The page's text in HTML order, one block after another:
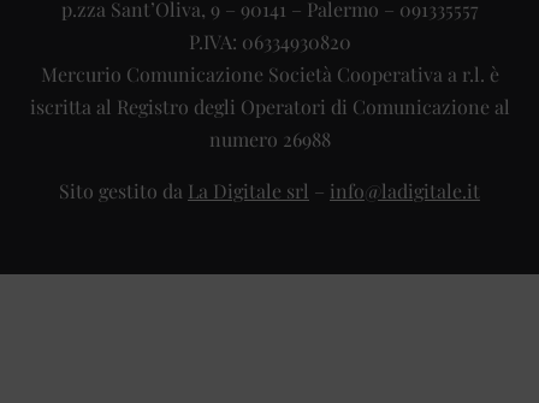
p.zza Sant’Oliva, 9 – 90141 – Palermo – 091335557
P.IVA: 06334930820
Mercurio Comunicazione Società Cooperativa a r.l. è
iscritta al Registro degli Operatori di Comunicazione al
numero 26988
Sito gestito da La Digitale srl – info@ladigitale.it